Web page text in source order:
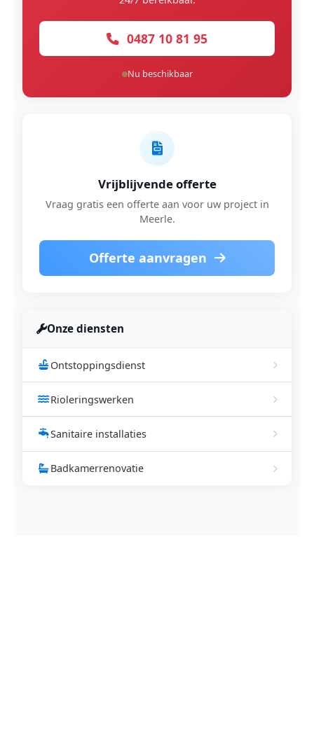
0487 10 81 95
Nu beschikbaar
Vrijblijvende offerte
Vraag gratis een offerte aan voor uw project in
Meerle.
Offerte aanvragen
Onze diensten
Ontstoppingsdienst
Rioleringswerken
Sanitaire installaties
Badkamerrenovatie